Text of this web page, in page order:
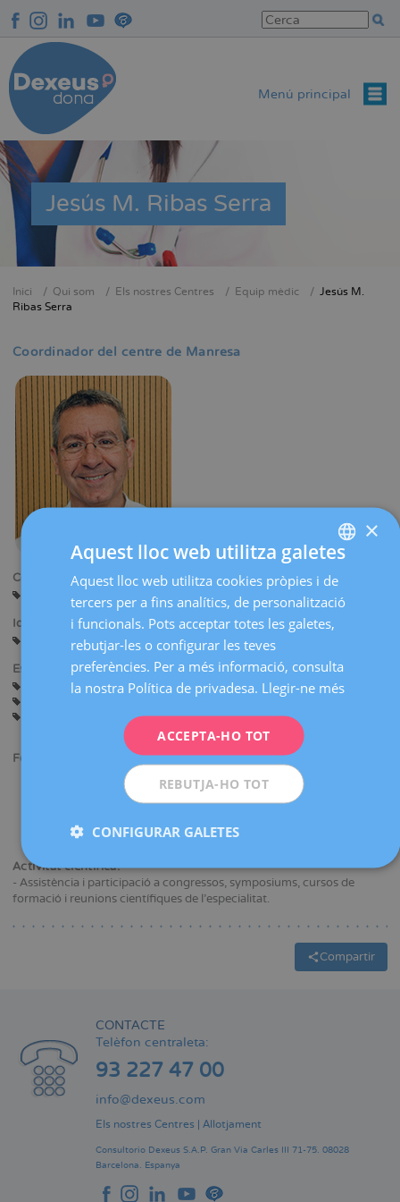
contingut
Menú principal
Jesús M. Ribas Serra
Fil
Inici Qui som Els nostres Centres Equip mèdic
Jesús M.
Ribas Serra
Coordinador del centre de Manresa
Centres:
Idiomes:
Català
Especialitats:
Assessorament abans de l'Embaràs
Embaràs i Part
Cirurgia Ginecològica
Ginecologia General
Ecografia Obstètrica i Diagnòstic Prenatal
Formació acadèmica:
Llicenciat en Medicina i Cirurgia per la Universitat de Barcelona
Clínic de Barcelona el 1984.
Activitat científica:
- Assistència i participació a congressos, symposiums, cursos de
formació i reunions científiques de l’especialitat.
Compartir
CONTACTE
Telèfon centraleta:
93 227 47 00
info@dexeus.com
Els nostres Centres | Allotjament
Consultorio Dexeus S.A.P. Gran Via Carles III 71-75. 08028
Barcelona. Espanya
SPANISH
CATALÀ
FRENCH
×
Aquest lloc web utilitza galetes
Aquest lloc web utilitza cookies pròpies i de
tercers per a fins analítics, de personalització
i funcionals. Pots acceptar totes les galetes,
rebutjar-les o configurar les teves
preferències. Per a més informació, consulta
la nostra Política de privadesa. Llegir-ne més
ACCEPTA-HO TOT
REBUTJA-HO TOT
CONFIGURAR GALETES